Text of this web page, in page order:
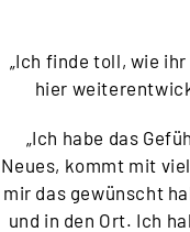
„Ich finde toll, wie
hier
„Ich habe das
Neues, kommt mit
mir das gewünscht
und in den Ort. Ich